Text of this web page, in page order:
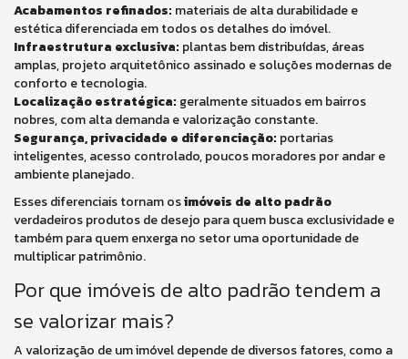
Acabamentos refinados: materiais de alta durabilidade e
estética diferenciada em todos os detalhes do imóvel.
Infraestrutura exclusiva: plantas bem distribuídas, áreas
amplas, projeto arquitetônico assinado e soluções modernas de
conforto e tecnologia.
Localização estratégica: geralmente situados em bairros
nobres, com alta demanda e valorização constante.
Segurança, privacidade e diferenciação: portarias
inteligentes, acesso controlado, poucos moradores por andar e
ambiente planejado.
Esses diferenciais tornam osimóveis de alto padrão
verdadeiros produtos de desejo para quem busca exclusividade e
também para quem enxerga no setor uma oportunidade de
multiplicar patrimônio.
Por que imóveis de alto padrão tendem a
se valorizar mais?
A valorização de um imóvel depende de diversos fatores, como a